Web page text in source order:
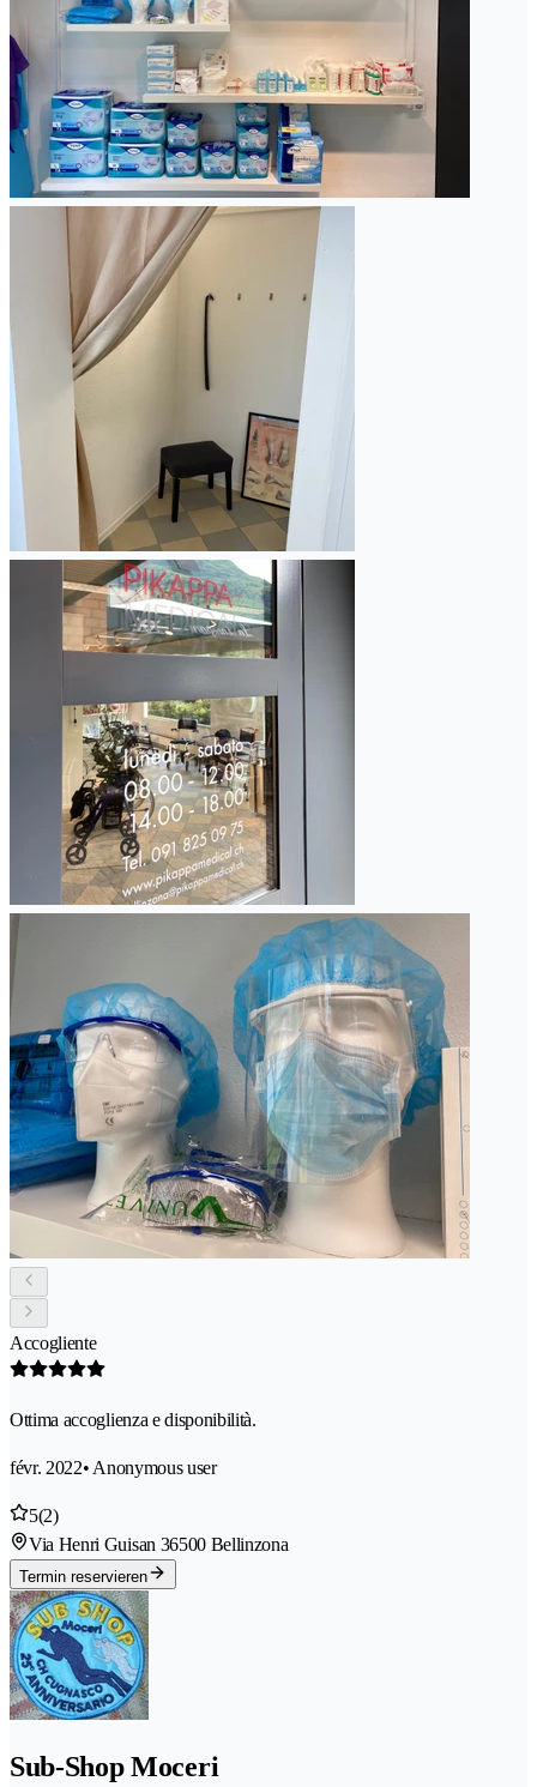
Accogliente
Ottima accoglienza e disponibilità.
févr. 2022• Anonymous user
5(2)
Via Henri Guisan 36500 Bellinzona
Termin reservieren
Sub-Shop Moceri